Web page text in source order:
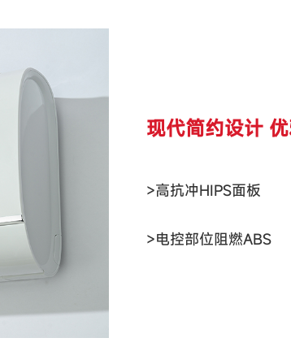
现代简约设计
>高抗冲HIPS面板
>电控部位阻燃ABS